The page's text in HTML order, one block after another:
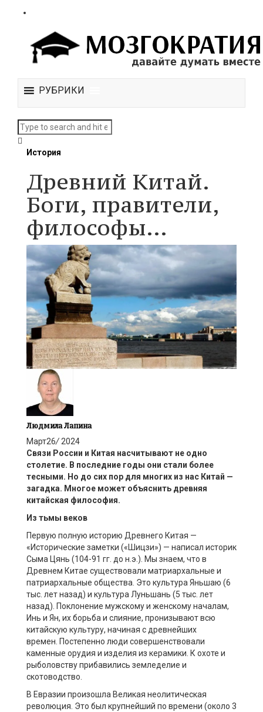
РУБРИКИ
История
Древний Китай.
Боги, правители,
философы…
Людмила Лапина
Март26/ 2024
Связи России и Китая насчитывают не одно
столетие. В последние годы они стали более
тесными. Но до сих пор для многих из нас Китай —
загадка. Многое может объяснить древняя
китайская философия.
Из тьмы веков
Первую полную историю Древнего Китая —
«Исторические заметки («Шицзи») — написал историк
Сыма Цянь (104-91 гг. до н.э.). Мы знаем, что в
Древнем Китае существовали матриархальные и
патриархальные общества. Это культура Яньшаю (6
тыс. лет назад) и культура Луньшань (5 тыс. лет
назад). Поклонение мужскому и женскому началам,
Инь и Ян, их борьба и слияние, пронизывают всю
китайскую культуру, начиная с древнейших
времен. Постепенно люди совершенствовали
каменные орудия и изделия из керамики. К охоте и
рыболовству прибавились земледелие и
скотоводство.
В Евразии произошла Великая неолитическая
революция. Это был крупнейший по времени (около 3